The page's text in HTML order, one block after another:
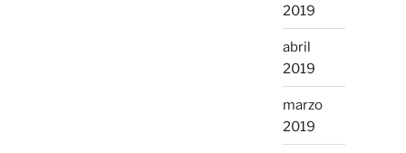
2019
abril
2019
marzo
2019